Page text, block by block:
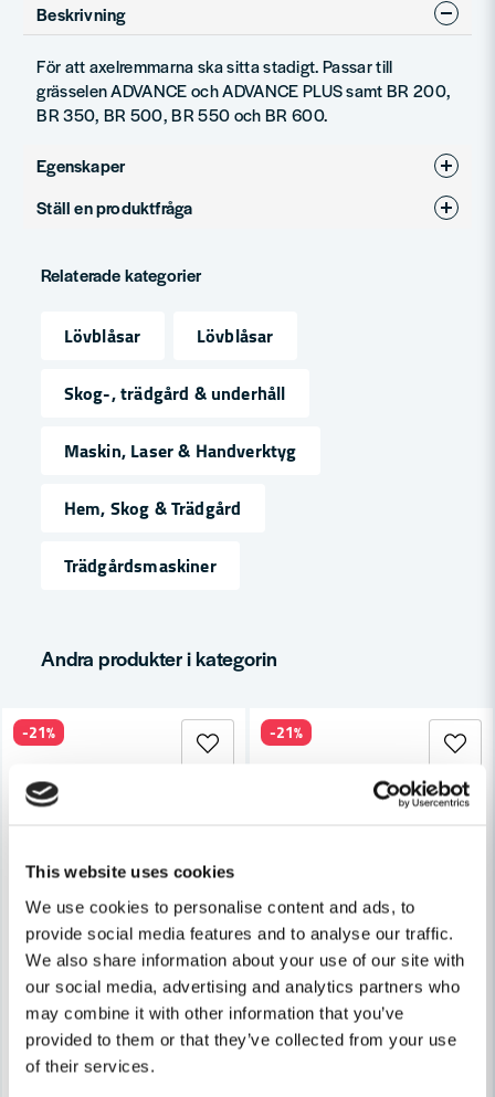
This website uses cookies
We use cookies to personalise content and ads, to
provide social media features and to analyse our traffic.
We also share information about your use of our site with
our social media, advertising and analytics partners who
may combine it with other information that you’ve
provided to them or that they’ve collected from your use
of their services.
Beskrivning
För att axelremmarna ska sitta stadigt. Passar till
grässelen ADVANCE och ADVANCE PLUS samt BR 200,
BR 350, BR 500, BR 550 och BR 600.
Egenskaper
Produkttyp
Ställ en produktfråga
Fråga oss något om denna produkten...
Namn
email
Ja, ni får publicera min fråga
Relaterade kategorier
Lövblåsar
Lövblåsar
Skog-, trädgård & underhåll
Maskin, Laser & Handverktyg
Hem, Skog & Trädgård
Trädgårdsmaskiner
Andra produkter i kategorin
Stihl Munstycke Rakt Till BR 450
140 kr
110 kr
-21%
STIHL
Stihl Munstycke Rakt Till BR
-21%